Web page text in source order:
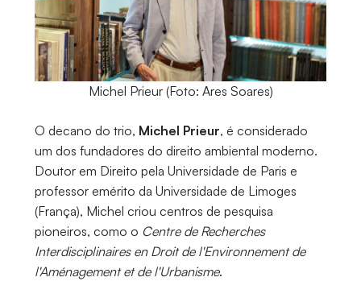
Michel Prieur (Foto: Ares Soares)
O decano do trio, Michel Prieur, é considerado
um dos fundadores do direito ambiental moderno.
Doutor em Direito pela Universidade de Paris e
professor emérito da Universidade de Limoges
(França), Michel criou centros de pesquisa
pioneiros, como o Centre de Recherches
Interdisciplinaires en Droit de l'Environnement de
l'Aménagement et de l'Urbanisme.